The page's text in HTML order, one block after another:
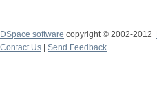
DSpace software copyright © 2002-2012
Contact Us
Send Feedback